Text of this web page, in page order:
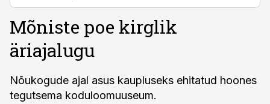
Mõniste poe kirglik
äriajalugu
Nõukogude ajal asus kaupluseks ehitatud hoones
tegutsema koduloomuuseum.